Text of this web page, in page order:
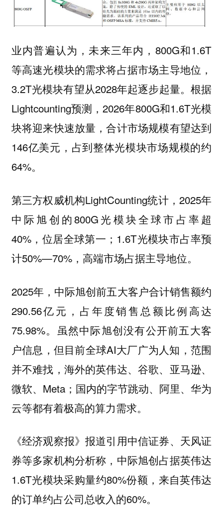
业内普遍认为，未来三年内，800G和1.6T
等高速光模块的需求将占据市场主导地位，
3.2T光模块有望从2028年起逐步起量。根据
Lightcounting预测，2026年800G和1.6T光模
块将迎来快速放量，合计市场规模有望达到
146亿美元，占到整体光模块市场规模的约
64%。
第三方权威机构LightCounting统计，2025年
中际旭创的800G光模块全球市占率超
40%，位居全球第一；1.6T光模块市占率预
计50%—70%，高端市场占据主导地位。
2025年，中际旭创前五大客户合计销售额约
290.56亿元，占年度销售总额比例高达
75.98%。虽然中际旭创没有公开前五大客
户信息，但目前全球AI大厂广为人知，范围
并不难找，海外的英伟达、谷歌、亚马逊、
微软、Meta；国内的字节跳动、阿里、华为
云等都有着极高的算力需求。
《经济观察报》报道引用中信证券、天风证
券等多家机构分析称，中际旭创占据英伟达
1.6T光模块采购量约80%份额，来自英伟达
的订单约占公司总收入的60%。